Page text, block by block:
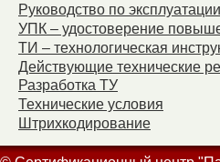
Руководство по эксплуатации
УПК – удостоверение
ТИ – технологическая
Действующие технические
Разработка ТУ
Технические условия
Штрихкодирование